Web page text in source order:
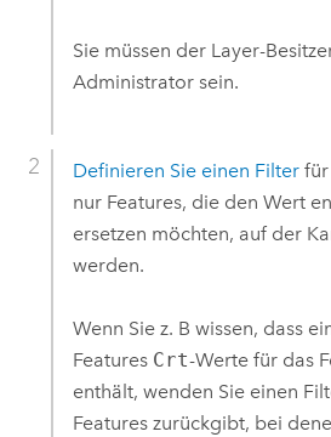
Sie müssen der Layer-
Administrator sein.
Definieren Sie einen Filterfür
nur Features, die den Wert
ersetzen möchten, auf der
werden.
Wenn Sie z. B wissen, dass
Features Crt-Werte für das
enthält, wenden Sie einen
Features zurückgibt, bei